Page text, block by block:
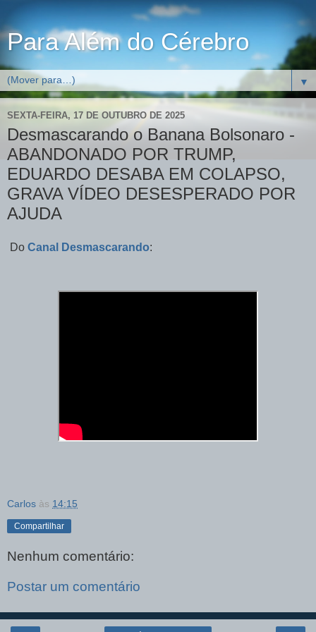
Para Além do Cérebro
▼
SEXTA-FEIRA, 17 DE OUTUBRO DE 2025
Desmascarando o Banana Bolsonaro -
ABANDONADO POR TRUMP,
EDUARDO DESABA EM COLAPSO,
GRAVA VÍDEO DESESPERADO POR
AJUDA
Do Canal Desmascarando:
Carlos às 14:15
Compartilhar
Nenhum comentário:
Postar um comentário